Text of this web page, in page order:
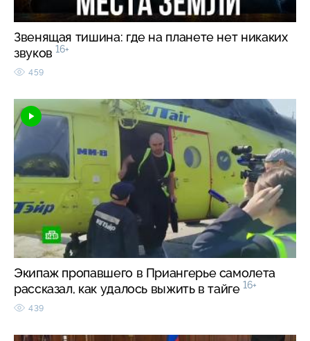
Звенящая тишина: где на планете нет никаких
звуков 16+
459
Экипаж пропавшего в Приангерье самолета
рассказал, как удалось выжить в тайге 16+
439